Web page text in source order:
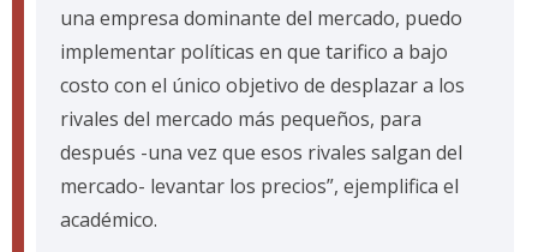
una empresa dominante del mercado, puedo
implementar políticas en que tarifico a bajo
costo con el único objetivo de desplazar a los
rivales del mercado más pequeños, para
después -una vez que esos rivales salgan del
mercado- levantar los precios”, ejemplifica el
académico.